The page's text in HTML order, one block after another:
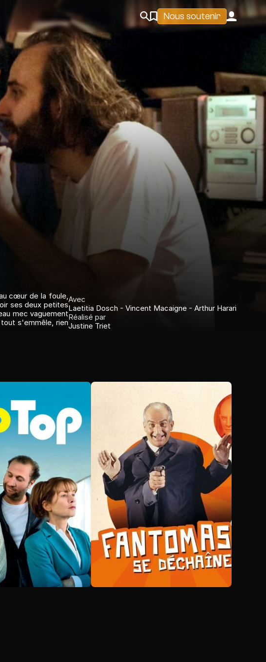
Nous soutenir
cœur de la foule,
ses deux petites
mec vaguement
s'emmêle, rien
Laetitia Dosch - Vincent Macaigne - Arthur Harari
Avec
Réalisé par
Justine Triet